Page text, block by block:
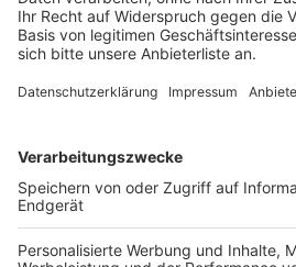
Bei der Flutkatastrophe 2021
Kölner Randkanal in den
dass das Hochwasser dort nicht
von Pulheim, kam es laut
Überflutungen.
Anzeige